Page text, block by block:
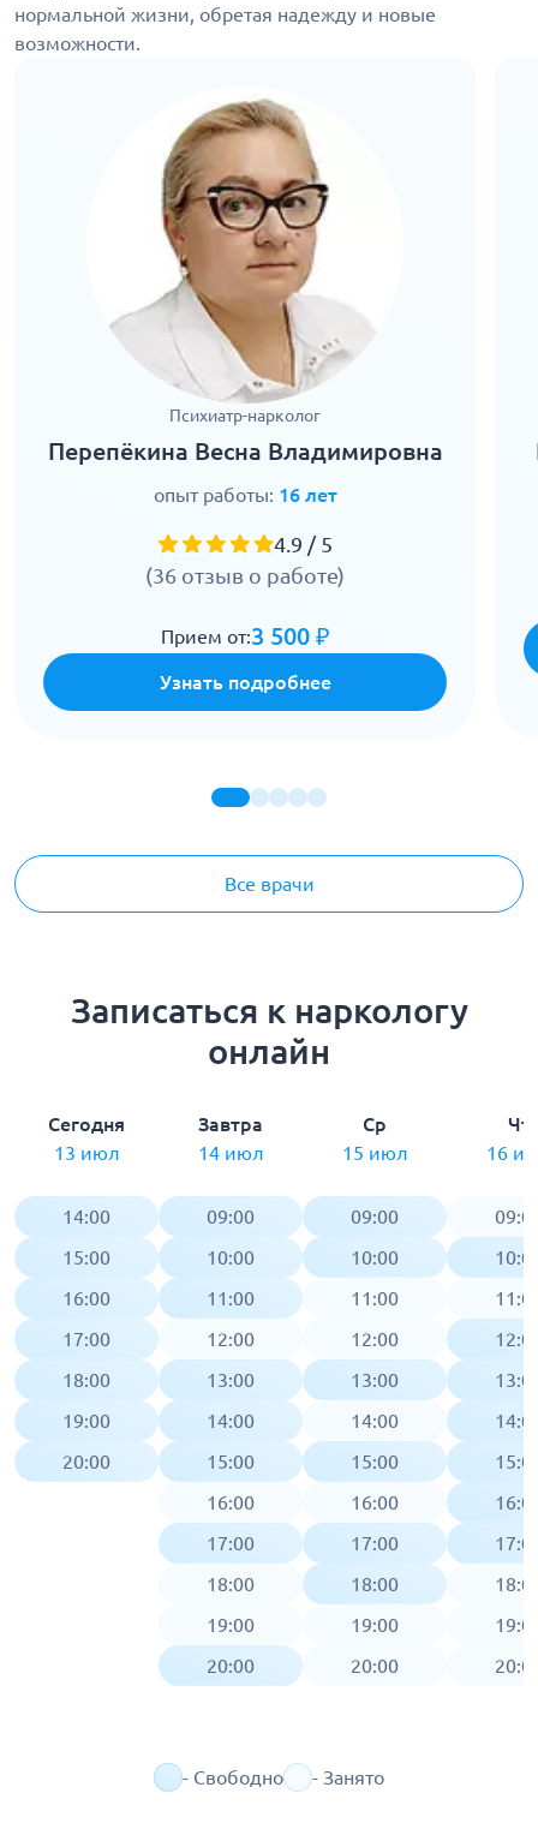
нормальной жизни, обретая надежду и новые
возможности.
Все врачи
Психиатр-нарколог
Перепёкина Весна Владимировна
опыт работы: 16 лет
4.9 / 5
(36 отзыв о работе)
Прием от:3 500 ₽
Узнать подробнее
Записаться к наркологу
онлайн
Сегодня
13 июл
14:00
15:00
16:00
17:00
18:00
19:00
20:00
Завтра
14 июл
09:00
10:00
11:00
12:00
13:00
14:00
15:00
16:00
17:00
18:00
19:00
20:00
Ср
15 июл
09:00
10:00
11:00
12:00
13:00
14:00
15:00
16:00
17:00
18:00
19:00
20:00
Чт
16
- Свободно - Занято